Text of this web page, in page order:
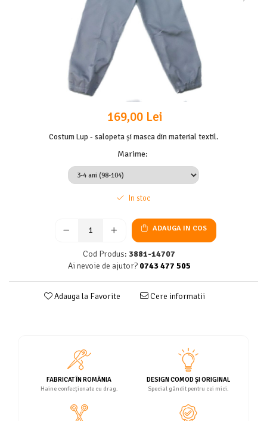
169,00 Lei
Costum Lup - salopeta și masca din material textil.
Marime:
In stoc
ADAUGA IN COS
Cod Produs: 3881-14707
Ai nevoie de ajutor? 0743 477 505
Adauga la Favorite Cere informatii
FABRICAT ÎN ROMÂNIA
Haine confecționate cu drag.
DESIGN COMOD ȘI ORIGINAL
Special gândit pentru cei mici.